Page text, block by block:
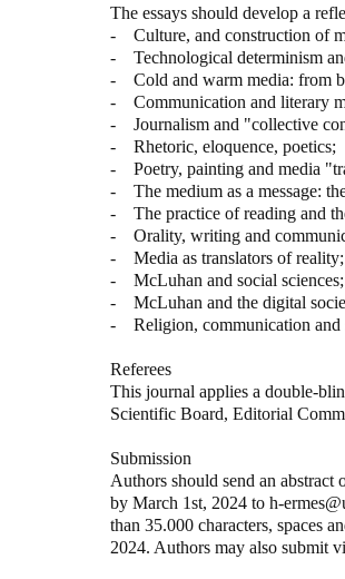
The essays should develop a
- Culture, and construction of
- Technological determinism
- Cold and warm media: from
- Communication and literary
- Journalism and "collective
- Rhetoric, eloquence, poetics;
- Poetry, painting and media
- The medium as a message:
- The practice of reading and
- Orality, writing and
- Media as translators of reality;
- McLuhan and social sciences;
- McLuhan and the digital
- Religion, communication and
Referees
This journal applies a double-
Scientific Board, Editorial
Submission
Authors should send an abstract
by March 1st, 2024 to h-
than 35.000 characters, spaces
2024. Authors may also submit